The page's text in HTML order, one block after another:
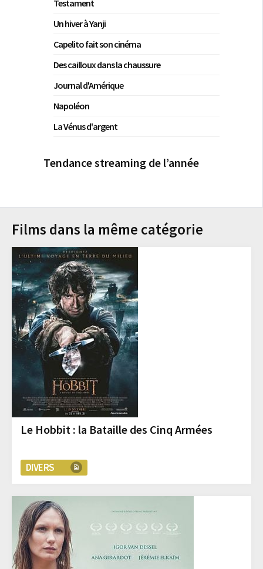
Testament
Un hiver à Yanji
Capelito fait son cinéma
Des cailloux dans la chaussure
Journal d'Amérique
Napoléon
La Vénus d'argent
Tendance streaming de l’année
Films dans la même catégorie
Le Hobbit : la Bataille des Cinq Armées
DIVERS